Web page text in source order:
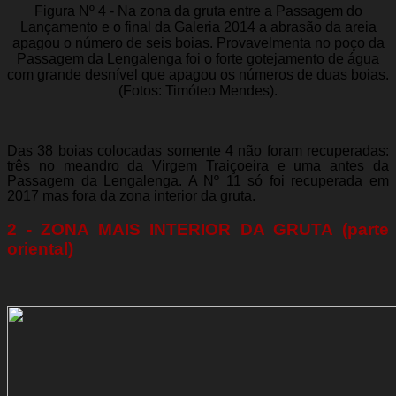
Figura Nº 4 - Na zona da gruta entre a Passagem do
Lançamento e o final da Galeria 2014 a abrasão da areia
apagou o número de seis boias. Provavelmenta no poço da
Passagem da Lengalenga foi o forte gotejamento de água
com grande desnível que apagou os números de duas boias.
(Fotos: Timóteo Mendes).
Das 38 boias colocadas somente 4 não foram recuperadas:
três no meandro da Virgem Traiçoeira e uma antes da
Passagem da Lengalenga. A Nº 11 só foi recuperada em
2017 mas fora da zona interior da gruta.
2 - ZONA MAIS INTERIOR DA GRUTA (parte
oriental)